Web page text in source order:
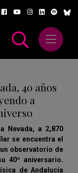
Abrir
40 años
a
Nevada, a 2,870
se encuentra el
observatorio de
40º aniversario.
de Andalucía